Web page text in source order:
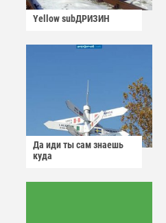
Yellow subДРИЗИН
Да иди ты сам знаешь
куда